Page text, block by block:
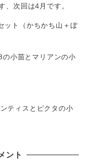
、次回は4月です。
ット（かちかち山＋ぽ
小苗とマリアンの小
ティスとピクタの小
ント